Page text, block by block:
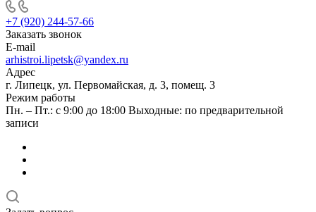
+7 (920) 244-57-66
Заказать звонок
E-mail
arhistroi.lipetsk@yandex.ru
Адрес
г. Липецк, ул. Первомайская, д. 3, помещ. 3
Режим работы
Пн. – Пт.: с 9:00 до 18:00 Выходные: по предварительной
записи